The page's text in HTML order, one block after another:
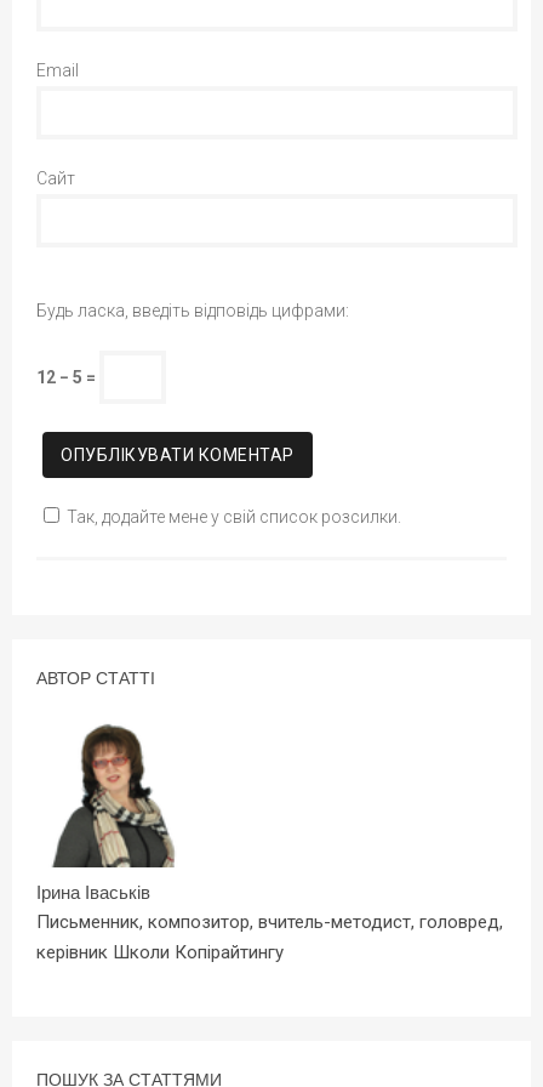
Email
Сайт
Будь ласка, введіть відповідь цифрами:
12 − 5 =
Так, додайте мене у свій список розсилки.
АВТОР СТАТТІ
Ірина Іваськів
Письменник, композитор, вчитель-методист, головред,
керівник Школи Копірайтингу
ПОШУК ЗА СТАТТЯМИ